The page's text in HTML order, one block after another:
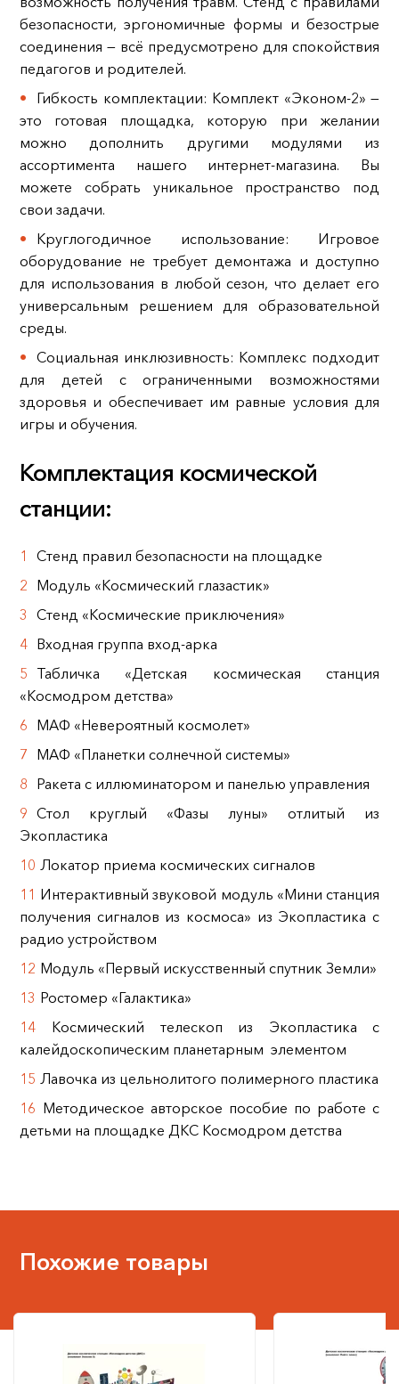
безопасности, эргономичные формы и безострые
соединения — всё предусмотрено для спокойствия
педагогов и родителей.
Гибкость комплектации: Комплект «Эконом-2» —
это готовая площадка, которую при желании
можно дополнить другими модулями из
ассортимента нашего интернет-магазина. Вы
можете собрать уникальное пространство под
свои задачи.
Круглогодичное использование: Игровое
оборудование не требует демонтажа и доступно
для использования в любой сезон, что делает его
универсальным решением для образовательной
среды.
Социальная инклюзивность: Комплекс подходит
для детей с ограниченными возможностями
здоровья и обеспечивает им равные условия для
игры и обучения.
Комплектация космической
станции:
Стенд правил безопасности на площадке
Модуль «Космический глазастик»
Стенд «Космические приключения»
Входная группа вход-арка
Табличка «Детская космическая станция
«Космодром детства»
МАФ «Невероятный космолет»
МАФ «Планетки солнечной системы»
Ракета с иллюминатором и панелью управления
Стол круглый «Фазы луны» отлитый из
Экопластика
Локатор приема космических сигналов
Интерактивный звуковой модуль «Мини станция
получения сигналов из космоса» из Экопластика с
радио устройством
Модуль «Первый искусственный спутник Земли»
Ростомер «Галактика»
Космический телескоп из Экопластика с
калейдоскопическим планетарным элементом
Лавочка из цельнолитого полимерного пластика
Методическое авторское пособие по работе с
детьми на площадке ДКС Космодром детства
Похожие товары